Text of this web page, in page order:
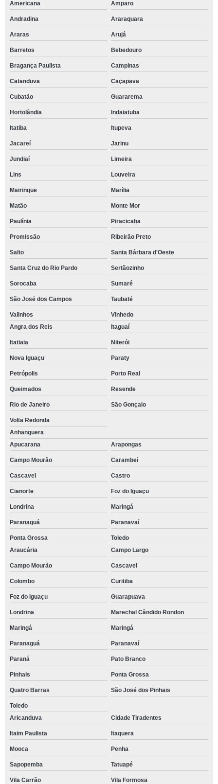
Americana Amparo
Andradina Araraquara
Araras Arujá
Barretos Bebedouro
Bragança Paulista Campinas
Catanduva Caçapava
Cubatão Guararema
Hortolândia Indaiatuba
Itatiba Itupeva
Jacareí Jarinu
Jundiaí Limeira
Lins Louveira
Mairinque Marília
Matão Monte Mor
Paulínia Piracicaba
Promissão Ribeirão Preto
Salto Santa Bárbara d'Oeste
Santa Cruz do Rio Pardo Sertãozinho
Sorocaba Sumaré
São José dos Campos Taubaté
Valinhos
Vinhedo
Angra dos Reis
Itaguaí
Itatiaia Niterói
Nova Iguaçu Paraty
Petrópolis Porto Real
Queimados Resende
Rio de Janeiro São Gonçalo
Volta Redonda
Anhanguera
Apucarana
Arapongas
Campo Mourão Carambeí
Cascavel Castro
Cianorte Foz do Iguaçu
Londrina Maringá
Paranaguá Paranavaí
Ponta Grossa
Toledo
Araucária
Campo Largo
Campo Mourão Cascavel
Colombo Curitiba
Foz do Iguaçu Guarapuava
Londrina Marechal Cândido Rondon
Maringá Maringá
Paranaguá Paranavaí
Paraná Pato Branco
Pinhais Ponta Grossa
Quatro Barras São José dos Pinhais
Toledo
Aricanduva
Cidade Tiradentes
Itaim Paulista Itaquera
Mooca Penha
Sapopemba Tatuapé
Vila Carrão Vila Formosa